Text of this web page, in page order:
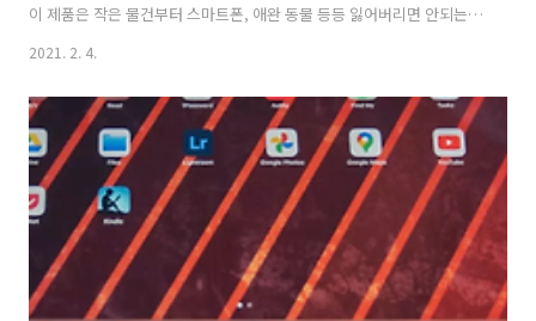
이 제품은 작은 물건부터 스마트폰, 애완 동물 등등 잃어버리면 안되는
물건 또는 태그를 부착하고 싶은 물건을 찾는 데 도움이 되는 소형 블루
태그를 무료로 주기도 했습니다. SmartTag는는 삼성 스마트폰 내장에
이미 설치되어 있는 SmartThings Find에 연결이 가능합니다. 또한 스마
트 태그에는 가격과 기능이 다른 두 가지 종류가 있습니다. 스마트 태그
로 물건을 추적하는 원리 만약 어떤 물건을 잃어버리면 스마트 폰에서
SmartThings Find 앱을 엽니다. 다음으로 찾기 카드를 탭..
2021. 2. 4.